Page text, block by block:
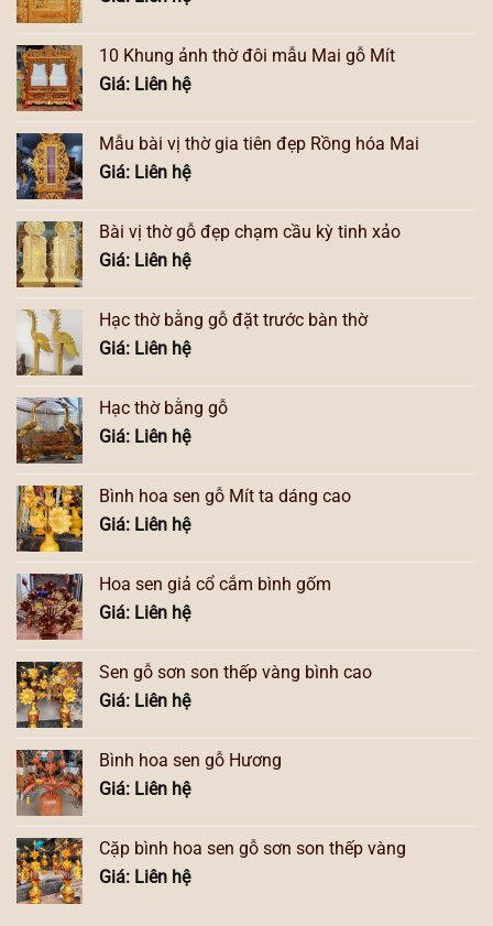
10 Khung ảnh thờ đôi mẫu Mai gỗ Mít
Giá: Liên hệ
Mẫu bài vị thờ gia tiên đẹp Rồng hóa Mai
Giá: Liên hệ
Bài vị thờ gỗ đẹp chạm cầu kỳ tinh xảo
Giá: Liên hệ
Hạc thờ bằng gỗ đặt trước bàn thờ
Giá: Liên hệ
Hạc thờ bằng gỗ
Giá: Liên hệ
Bình hoa sen gỗ Mít ta dáng cao
Giá: Liên hệ
Hoa sen giả cổ cắm bình gốm
Giá: Liên hệ
Sen gỗ sơn son thếp vàng bình cao
Giá: Liên hệ
Bình hoa sen gỗ Hương
Giá: Liên hệ
Cặp bình hoa sen gỗ sơn son thếp vàng
Giá: Liên hệ